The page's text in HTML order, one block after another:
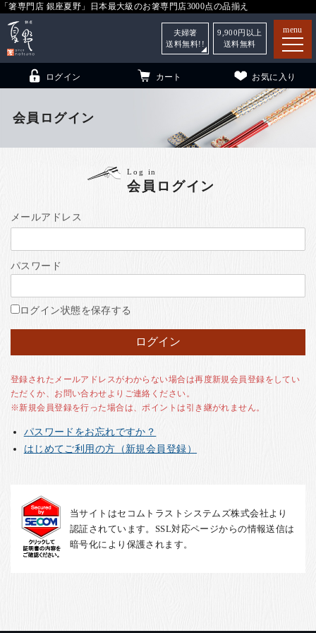
「箸専門店 銀座夏野」日本最大級のお箸専門店3000点の品揃え
menu
（贈答用・自宅用）
銀座夏野・箸長
ご利用ガイド
お客様の声
お知らせ
English
ログイン カート お気に入り
夫婦箸
送料無料!!
9,900 円以上
送料無料
会員ログイン
Log in
会員ログイン
メールアドレス
パスワード
ログイン状態を保存する
登録されたメールアドレスがわからない場合は再度新規会員登録をしてい
ただくか、お問い合わせよりご連絡ください。
※新規会員登録を行った場合は、ポイントは引き継がれません。
パスワードをお忘れですか？
はじめてご利用の方（新規会員登録）
当サイトはセコムトラストシステムズ株式会社より
認証されています。SSL対応ページからの情報送信は
暗号化により保護されます。